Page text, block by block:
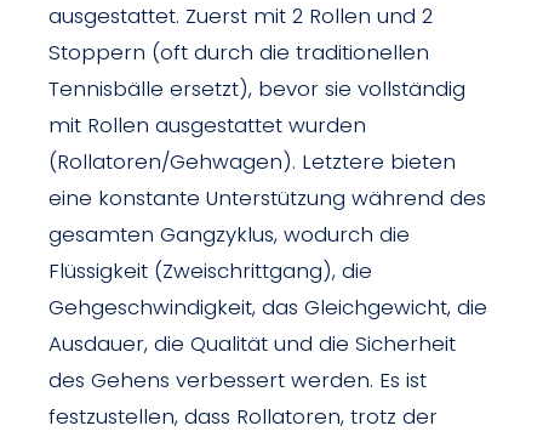
ausgestattet. Zuerst mit 2 Rollen und 2
Stoppern (oft durch die traditionellen
Tennisbälle ersetzt), bevor sie vollständig
mit Rollen ausgestattet wurden
(Rollatoren/Gehwagen). Letztere bieten
eine konstante Unterstützung während des
gesamten Gangzyklus, wodurch die
Flüssigkeit (Zweischrittgang), die
Gehgeschwindigkeit, das Gleichgewicht, die
Ausdauer, die Qualität und die Sicherheit
des Gehens verbessert werden. Es ist
festzustellen, dass Rollatoren, trotz der